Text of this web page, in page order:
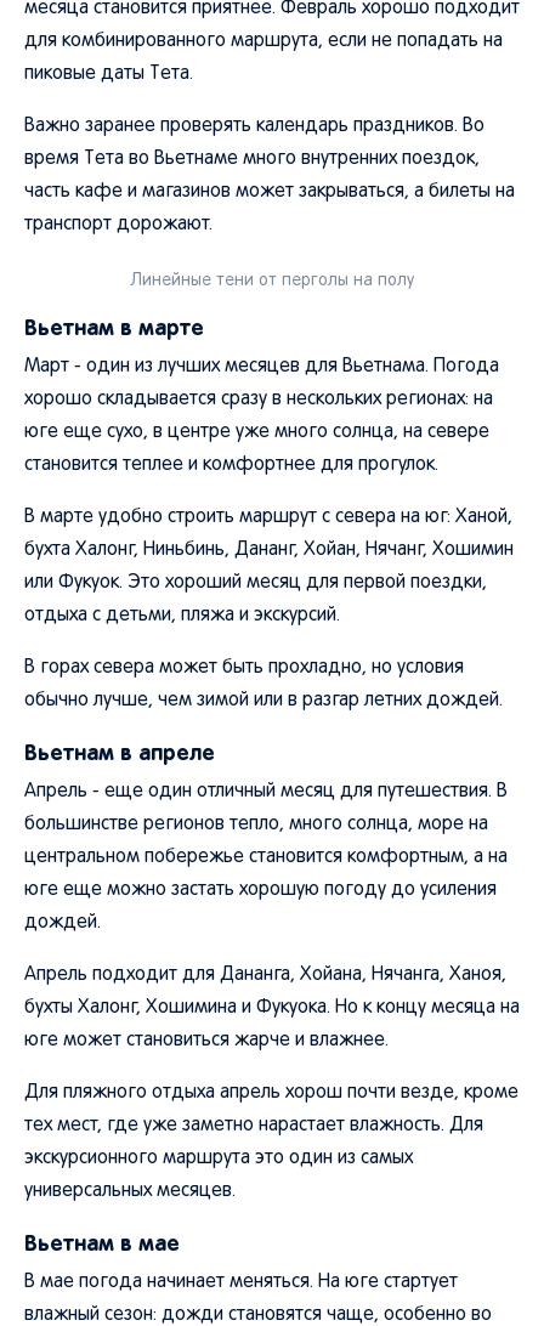
месяца становится приятнее. Февраль хорошо подходит
для комбинированного маршрута, если не попадать на
пиковые даты Тета.
Важно заранее проверять календарь праздников. Во
время Тета во Вьетнаме много внутренних поездок,
часть кафе и магазинов может закрываться, а билеты на
транспорт дорожают.
Линейные тени от перголы на полу
Вьетнам в марте
Март - один из лучших месяцев для Вьетнама. Погода
хорошо складывается сразу в нескольких регионах: на
юге еще сухо, в центре уже много солнца, на севере
становится теплее и комфортнее для прогулок.
В марте удобно строить маршрут с севера на юг: Ханой,
бухта Халонг, Ниньбинь, Дананг, Хойан, Нячанг, Хошимин
или Фукуок. Это хороший месяц для первой поездки,
отдыха с детьми, пляжа и экскурсий.
В горах севера может быть прохладно, но условия
обычно лучше, чем зимой или в разгар летних дождей.
Вьетнам в апреле
Апрель - еще один отличный месяц для путешествия. В
большинстве регионов тепло, много солнца, море на
центральном побережье становится комфортным, а на
юге еще можно застать хорошую погоду до усиления
дождей.
Апрель подходит для Дананга, Хойана, Нячанга, Ханоя,
бухты Халонг, Хошимина и Фукуока. Но к концу месяца на
юге может становиться жарче и влажнее.
Для пляжного отдыха апрель хорош почти везде, кроме
тех мест, где уже заметно нарастает влажность. Для
экскурсионного маршрута это один из самых
универсальных месяцев.
Вьетнам в мае
В мае погода начинает меняться. На юге стартует
влажный сезон: дожди становятся чаще, особенно во